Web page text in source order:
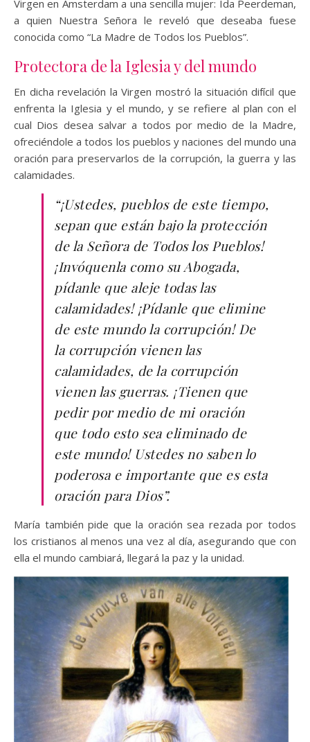
Virgen en Ámsterdam a una sencilla mujer: Ida Peerdeman,
a quien Nuestra Señora le reveló que deseaba fuese
conocida como “La Madre de Todos los Pueblos”.
Protectora de la Iglesia y del mundo
En dicha revelación la Virgen mostró la situación difícil que
enfrenta la Iglesia y el mundo, y se refiere al plan con el
cual Dios desea salvar a todos por medio de la Madre,
ofreciéndole a todos los pueblos y naciones del mundo una
oración para preservarlos de la corrupción, la guerra y las
calamidades.
“¡Ustedes, pueblos de este tiempo,
sepan que están bajo la protección
de la Señora de Todos los Pueblos!
¡Invóquenla como su Abogada,
pídanle que aleje todas las
calamidades! ¡Pídanle que elimine
de este mundo la corrupción! De
la corrupción vienen las
calamidades, de la corrupción
vienen las guerras. ¡Tienen que
pedir por medio de mi oración
que todo esto sea eliminado de
este mundo! Ustedes no saben lo
poderosa e importante que es esta
oración para Dios”.
María también pide que la oración sea rezada por todos
los cristianos al menos una vez al día, asegurando que con
ella el mundo cambiará, llegará la paz y la unidad.